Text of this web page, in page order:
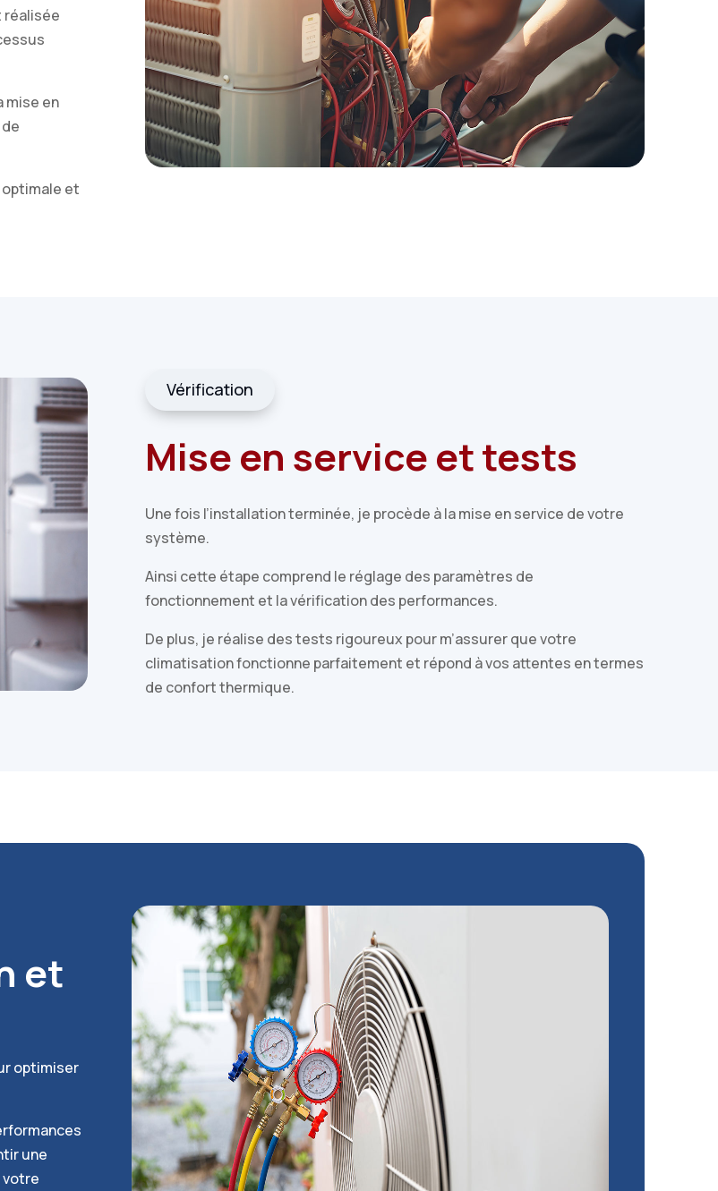
réalisée
mise en
et
Vérification
Mise en service et tests
Une fois l’installation terminée, je procède à la mise en service de votre
système.
Ainsi cette étape comprend le réglage des paramètres de
fonctionnement et la vérification des performances.
De plus, je réalise des tests rigoureux pour m’assurer que votre
climatisation fonctionne parfaitement et répond à vos attentes en termes
de confort thermique.
et
optimiser
une